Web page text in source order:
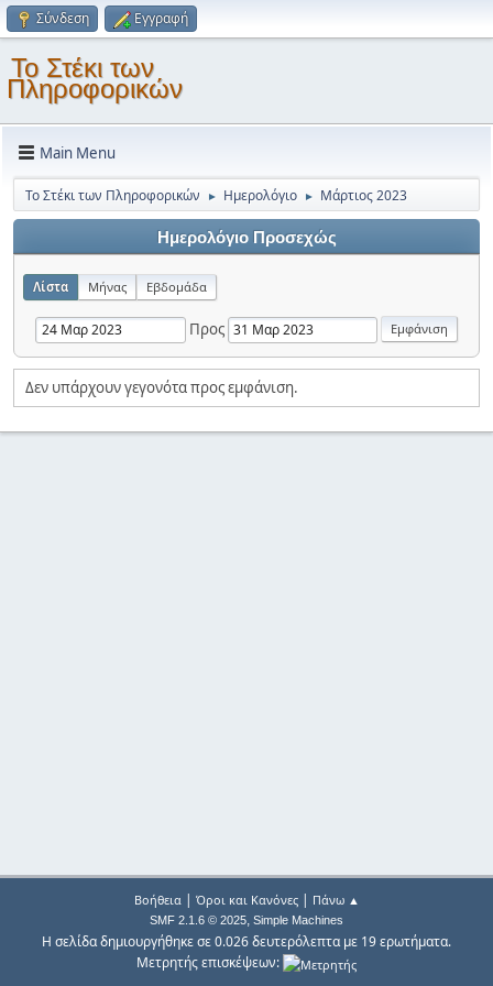
Σύνδεση Εγγραφή
Το Στέκι των
Πληροφορικών
Main Menu
Το Στέκι των Πληροφορικών ► Ημερολόγιο ► Μάρτιος 2023
Ημερολόγιο Προσεχώς
Λίστα Μήνας Εβδομάδα
Προς
Δεν υπάρχουν γεγονότα προς εμφάνιση.
Βοήθεια| Όροι και Κανόνες| Πάνω ▲
SMF 2.1.6 © 2025, Simple Machines
Η σελίδα δημιουργήθηκε σε 0.026 δευτερόλεπτα με 19 ερωτήματα.
Μετρητής επισκέψεων: